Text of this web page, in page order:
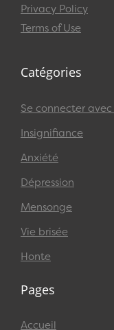
Privacy Policy
Terms of Use
Catégories
Se connecter avec
Insignifiance
Anxiété
Dépression
Mensonge
Vie brisée
Honte
Pages
Accueil